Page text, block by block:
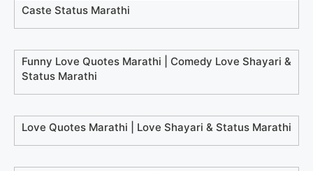
Caste Status Marathi
Funny Love Quotes Marathi | Comedy Love Shayari &
Status Marathi
Love Quotes Marathi | Love Shayari & Status Marathi